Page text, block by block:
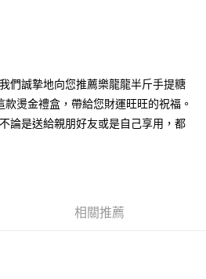
們誠摯地向您推薦樂龍龍半斤手提糖
燙金禮盒，帶給您財運旺旺的祝福。
論是送給親朋好友或是自己享用，都
相關推薦